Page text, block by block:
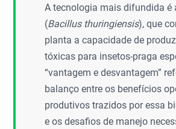
A tecnologia mais difundida é
(Bacillus thuringiensis), que
planta a capacidade de
tóxicas para insetos-praga
“vantagem e desvantagem”
balanço entre os benefícios
produtivos trazidos por essa
e os desafios de manejo